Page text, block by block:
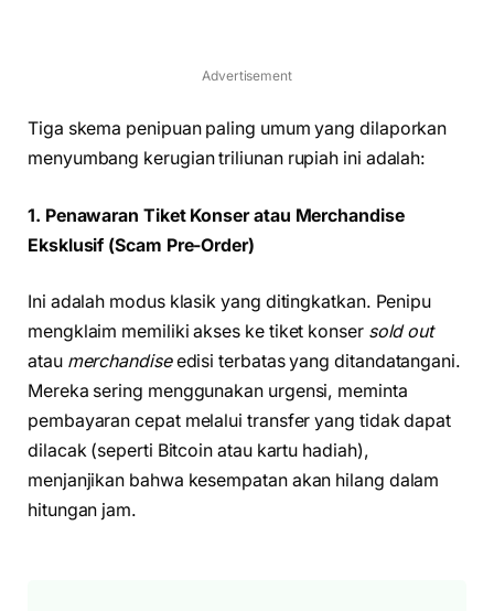
Advertisement
Tiga skema penipuan paling umum yang dilaporkan
menyumbang kerugian triliunan rupiah ini adalah:
1. Penawaran Tiket Konser atau Merchandise
Eksklusif (Scam Pre-Order)
Ini adalah modus klasik yang ditingkatkan. Penipu
mengklaim memiliki akses ke tiket konser sold out
atau merchandiseedisi terbatas yang ditandatangani.
Mereka sering menggunakan urgensi, meminta
pembayaran cepat melalui transfer yang tidak dapat
dilacak (seperti Bitcoin atau kartu hadiah),
menjanjikan bahwa kesempatan akan hilang dalam
hitungan jam.